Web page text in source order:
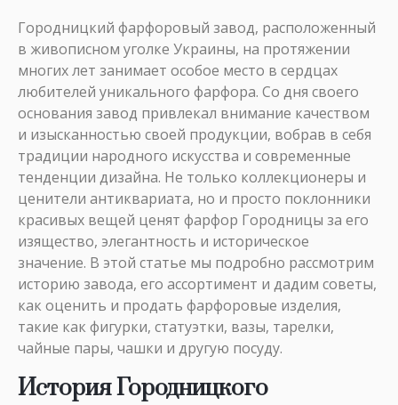
Городницкий фарфоровый завод, расположенный
в живописном уголке Украины, на протяжении
многих лет занимает особое место в сердцах
любителей уникального фарфора. Со дня своего
основания завод привлекал внимание качеством
и изысканностью своей продукции, вобрав в себя
традиции народного искусства и современные
тенденции дизайна. Не только коллекционеры и
ценители антиквариата, но и просто поклонники
красивых вещей ценят фарфор Городницы за его
изящество, элегантность и историческое
значение. В этой статье мы подробно рассмотрим
историю завода, его ассортимент и дадим советы,
как оценить и продать фарфоровые изделия,
такие как фигурки, статуэтки, вазы, тарелки,
чайные пары, чашки и другую посуду.
История Городницкого